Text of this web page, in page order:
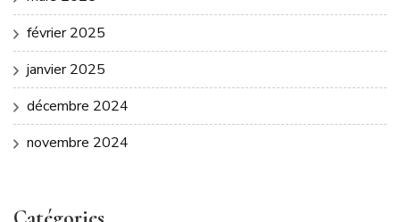
février 2025
janvier 2025
décembre 2024
novembre 2024